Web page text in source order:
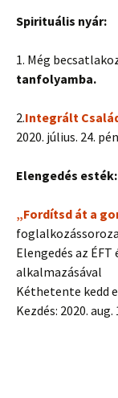
Spirituális nyár:
1. Még
tanfolyamba.
2.Integrált
2020. július. 24.
Elengedés esték:
„Fordítsd át a
Elengedés az
alkalmazásával
Kéthetente kedd
Kezdés: 2020. aug.